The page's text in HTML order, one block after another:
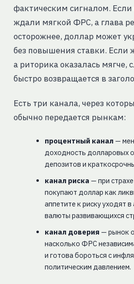
фактическим сигналом.
ждали мягкой ФРС, а глава
осторожнее, доллар может
без повышения ставки. Если
а риторика оказалась мягче,
быстро возвращается в
Есть три канала, через
обычно передается рынкам:
процентный канал —
доходность долларовых
депозитов и
канал риска — при
покупают доллар как
аппетите к риску уходят
валюты развивающихся
канал доверия — рынок
насколько ФРС
и готова бороться с
политическим давлением.